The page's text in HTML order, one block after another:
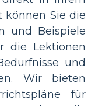
können Sie die
und Beispiele
die Lektionen
und
Wir bieten
für